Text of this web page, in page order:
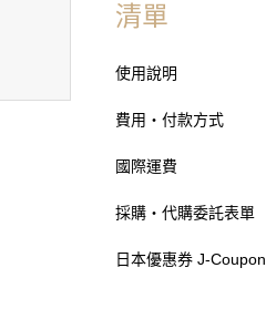
清單
使用說明
費用・付款方式
國際運費
採購・代購委託表單
日本優惠券 J-Coupon